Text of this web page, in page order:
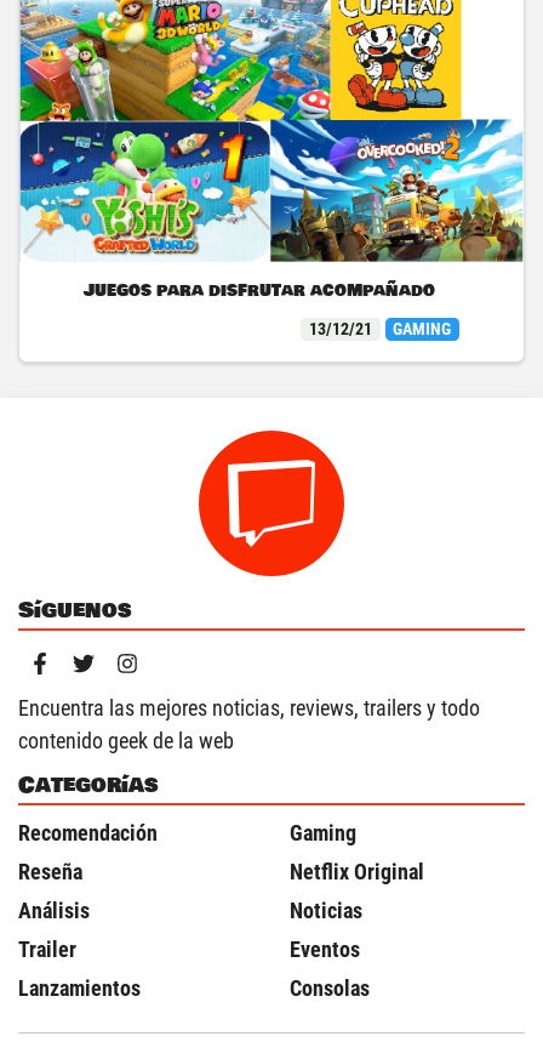
Juegos para disfrutar acompañado
13/12/21 GAMING
Síguenos
Encuentra las mejores noticias, reviews, trailers y todo
contenido geek de la web
Categorías
Recomendación
Reseña
Análisis
Trailer
Lanzamientos
Gaming
Netflix Original
Noticias
Eventos
Consolas